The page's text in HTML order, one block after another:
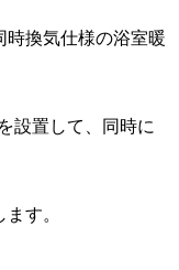
換気仕様の浴室暖
設置して、同時に
す。